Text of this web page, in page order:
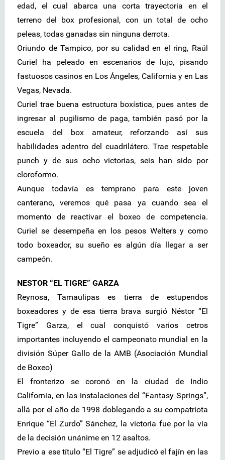
edad, el cual abarca una corta trayectoria en el
terreno del box profesional, con un total de ocho
peleas, todas ganadas sin ninguna derrota.
Oriundo de Tampico, por su calidad en el ring, Raúl
Curiel ha peleado en escenarios de lujo, pisando
fastuosos casinos en Los Ángeles, California y en Las
Vegas, Nevada.
Curiel trae buena estructura boxística, pues antes de
ingresar al pugilismo de paga, también pasó por la
escuela del box amateur, reforzando así sus
habilidades adentro del cuadrilátero. Trae respetable
punch y de sus ocho victorias, seis han sido por
cloroformo.
Aunque todavía es temprano para este joven
canterano, veremos qué pasa ya cuando sea el
momento de reactivar el boxeo de competencia.
Curiel se desempeña en los pesos Welters y como
todo boxeador, su sueño es algún día llegar a ser
campeón.
NESTOR “EL TIGRE” GARZA
Reynosa, Tamaulipas es tierra de estupendos
boxeadores y de esa tierra brava surgió Néstor “El
Tigre” Garza, el cual conquistó varios cetros
importantes incluyendo el campeonato mundial en la
división Súper Gallo de la AMB (Asociación Mundial
de Boxeo)
El fronterizo se coronó en la ciudad de Indio
California, en las instalaciones del “Fantasy Springs”,
allá por el año de 1998 doblegando a su compatriota
Enrique “El Zurdo” Sánchez, la victoria fue por la vía
de la decisión unánime en 12 asaltos.
Previo a ese título “El Tigre” se adjudicó el fajín en las